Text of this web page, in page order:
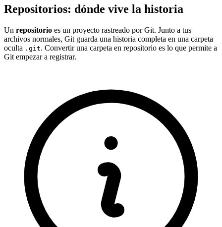
Repositorios: dónde vive la historia
Un repositorio es un proyecto rastreado por Git. Junto a tus
archivos normales, Git guarda una historia completa en una carpeta
oculta .git. Convertir una carpeta en repositorio es lo que permite a
Git empezar a registrar.